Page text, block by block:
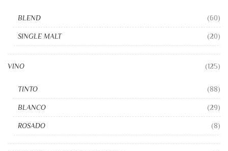
BLEND (60)
SINGLE MALT (20)
VINO (125)
TINTO (88)
BLANCO (29)
ROSADO (8)